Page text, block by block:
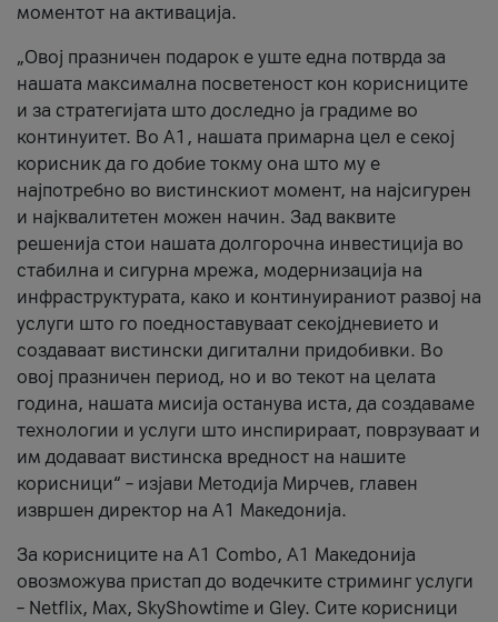
моментот на активација.
„Овој празничен подарок е уште една потврда за
нашата максимална посветеност кон корисниците
и за стратегијата што доследно ја градиме во
континуитет. Во А1, нашата примарна цел е секој
корисник да го добие токму она што му е
најпотребно во вистинскиот момент, на најсигурен
и најквалитетен можен начин. Зад ваквите
решенија стои нашата долгорочна инвестиција во
стабилна и сигурна мрежа, модернизација на
инфраструктурата, како и континуираниот развој на
услуги што го поедноставуваат секојдневието и
создаваат вистински дигитални придобивки. Во
овој празничен период, но и во текот на целата
година, нашата мисија останува иста, да создаваме
технологии и услуги што инспирираат, поврзуваат и
им додаваат вистинска вредност на нашите
корисници“ – изјави Методија Мирчев, главен
извршен директор на А1 Македонија.
За корисниците на A1 Combo, А1 Македонија
овозможува пристап до водечките стриминг услуги
– Netflix, Max, SkyShowtime и Gley. Сите корисници